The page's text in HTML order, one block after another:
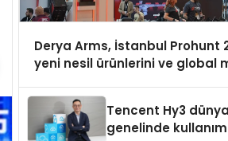
Derya Arms, İstanbul Prohunt
yeni nesil ürünlerini ve global
Tencent Hy3 dünya
genelinde